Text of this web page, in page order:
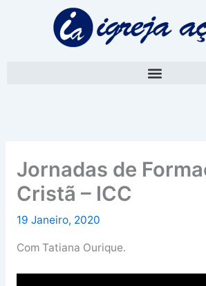
Jornadas de
Cristã – ICC
19 Janeiro, 2020
Com Tatiana Ourique.